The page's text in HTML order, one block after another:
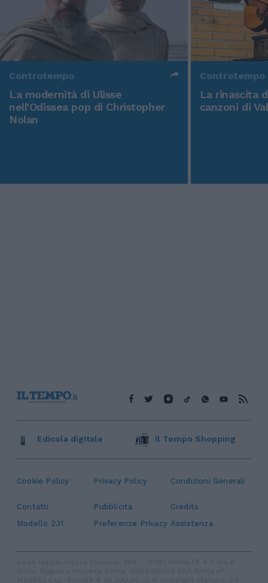
Controtempo
La modernità di Ulisse
nell'Odissea pop di Christopher
Nolan
Controtempo
La rinascita
canzoni di
Cookie Policy Privacy Policy Condizioni Generali
Contatti Pubblicità
Credits
Modello 231
Preferenze Privacy Assistenza
Edicola digitale Il Tempo Shopping